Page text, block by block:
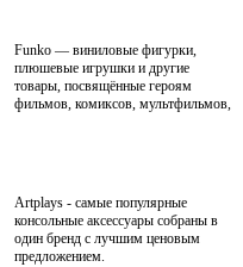
Funko — виниловые фигурки,
плюшевые игрушки и другие
товары, посвящённые героям
фильмов, комиксов, мультфильмов,
Artplays - самые популярные
консольные аксессуары собраны в
один бренд с лучшим ценовым
предложением.